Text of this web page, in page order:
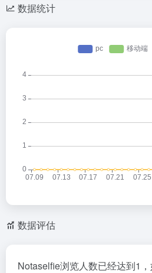
数据统计
数据评估
Notaselfie浏览人数已经达到1